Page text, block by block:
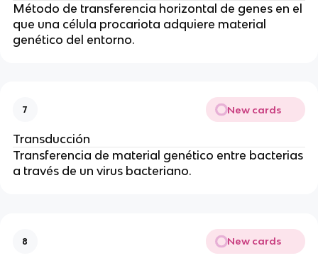
Método de transferencia horizontal de genes en el
que una célula procariota adquiere material
genético del entorno.
7 New cards
Transducción
Transferencia de material genético entre bacterias
a través de un virus bacteriano.
8 New cards